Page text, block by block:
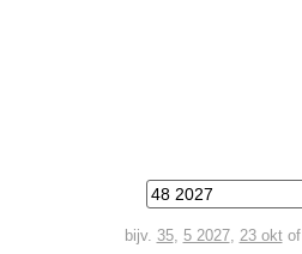
bijv. 35, 5 2027, 23 oktof